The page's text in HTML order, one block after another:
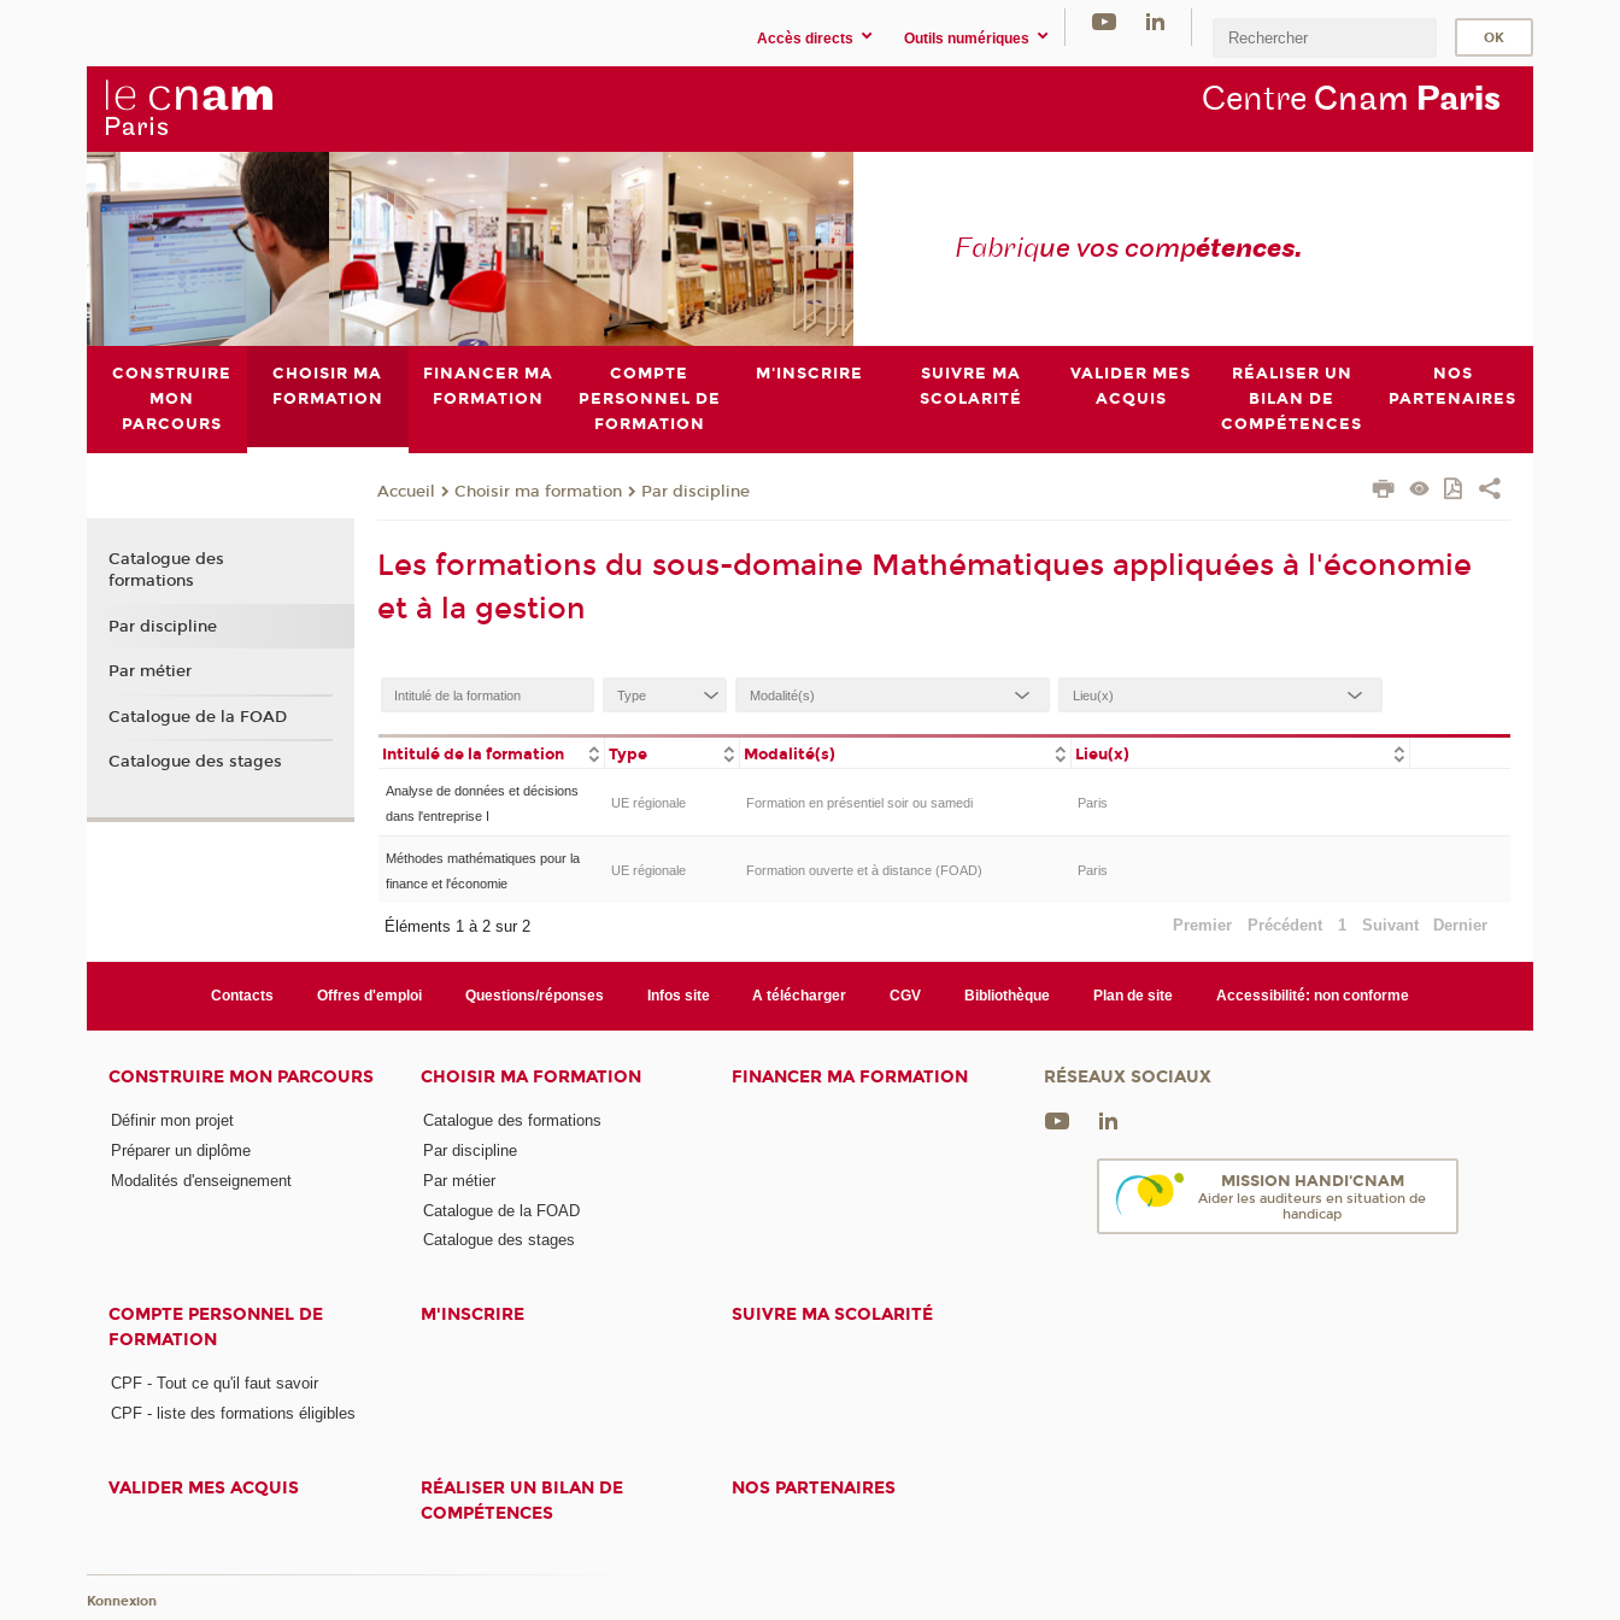
Accès directs Outils numériques
Centre Cnam Paris
Fabrique vos compétences.
CONSTRUIRE
MON
PARCOURS
CHOISIR MA
FORMATION
FINANCER MA
FORMATION
COMPTE
PERSONNEL DE
FORMATION
M'INSCRIRE
SUIVRE MA
SCOLARITÉ
VALIDER MES
ACQUIS
RÉALISER UN
BILAN DE
COMPÉTENCES
NOS
PARTENAIRES
Accueil Choisir ma formation Par discipline
Les formations du sous-domaine Mathématiques appliquées à l'économie
et à la gestion
Intitulé de la formation Type Modalité(s) Lieu(x)
Analyse de données et décisions
dans l'entreprise I
UE régionale Formation en présentiel soir ou samedi Paris
Méthodes mathématiques pour la
finance et l'économie
UE régionale Formation ouverte et à distance (FOAD) Paris
Éléments 1 à 2 sur 2 Premier Précédent 1 Suivant Dernier
Catalogue des
formations
Par discipline
Par métier
Catalogue de la FOAD
Catalogue des stages
Contacts Offres d'emploi Questions/réponses Infos site A télécharger CGV Bibliothèque Plan de site Accessibilité: non conforme
CONSTRUIRE MON PARCOURS
Définir mon projet
Préparer un diplôme
Modalités d'enseignement
CHOISIR MA FORMATION
Catalogue des formations
Par discipline
Par métier
Catalogue de la FOAD
Catalogue des stages
FINANCER MA FORMATION
COMPTE PERSONNEL DE
FORMATION
CPF - Tout ce qu'il faut savoir
CPF - liste des formations éligibles
M'INSCRIRE SUIVRE MA SCOLARITÉ
VALIDER MES ACQUIS
RÉALISER UN BILAN DE
COMPÉTENCES
NOS PARTENAIRES
RÉSEAUX SOCIAUX
MISSION HANDI'CNAM
Aider les auditeurs en situation de
handicap
Konnexion